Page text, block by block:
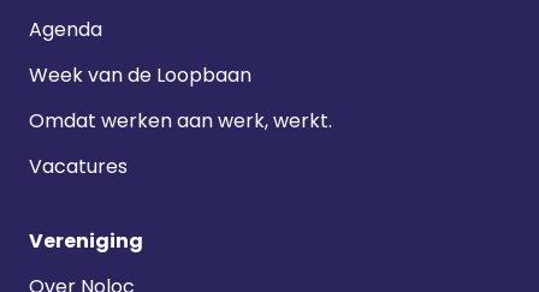
Agenda
Week van de Loopbaan
Omdat werken aan werk, werkt.
Vacatures
Vereniging